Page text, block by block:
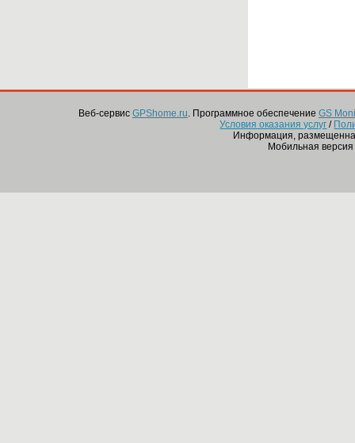
Веб-сервис GPShome.ru. Программное обеспечение GS
Условия оказания услуг /
Информация,
Мобильная